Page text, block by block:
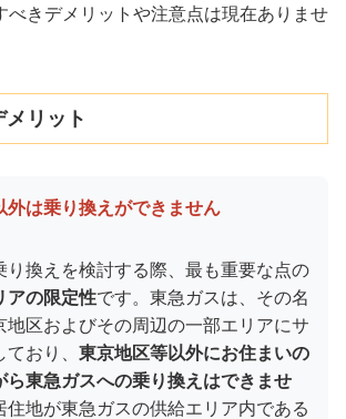
べきデメリットや注意点は現在ありませ
リット
外は乗り換えができません
り換えを検討する際、最も重要な点の
アの限定性です。東急ガスは、その名
地区およびその周辺の一部エリアにサ
おり、 東京地区等以外にお住まいの
ら東急ガスへの乗り換えはできませ
住地が東急ガスの供給エリア内である